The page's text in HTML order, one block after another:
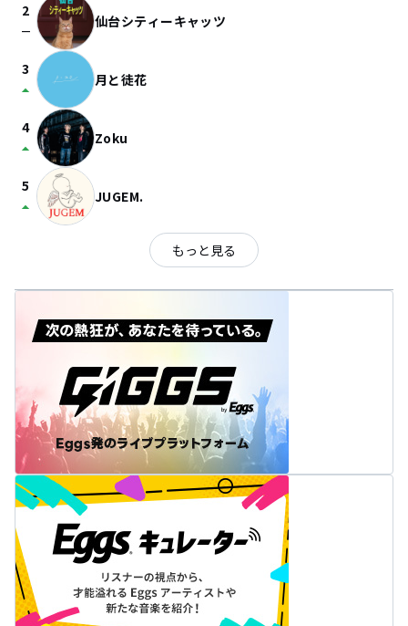
2
check_indeterminate_small 仙台シティーキャッツ
3
arrow_drop_up 月と徒花
4
arrow_drop_up Zoku
5
arrow_drop_up JUGEM.
もっと見る